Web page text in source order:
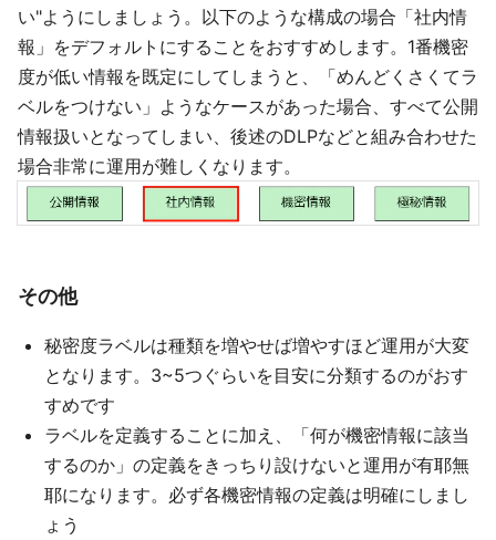
い"ようにしましょう。以下のような構成の場合「社内情
報」をデフォルトにすることをおすすめします。1番機密
度が低い情報を既定にしてしまうと、「めんどくさくてラ
ベルをつけない」ようなケースがあった場合、すべて公開
情報扱いとなってしまい、後述のDLPなどと組み合わせた
場合非常に運用が難しくなります。
その他
秘密度ラベルは種類を増やせば増やすほど運用が大変
となります。3~5つぐらいを目安に分類するのがおす
すめです
ラベルを定義することに加え、「何が機密情報に該当
するのか」の定義をきっちり設けないと運用が有耶無
耶になります。必ず各機密情報の定義は明確にしまし
ょう